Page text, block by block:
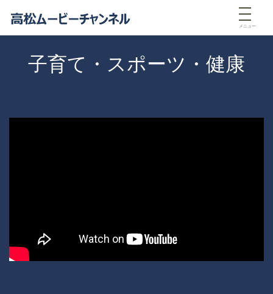
メニュー
子育て・スポーツ・健康